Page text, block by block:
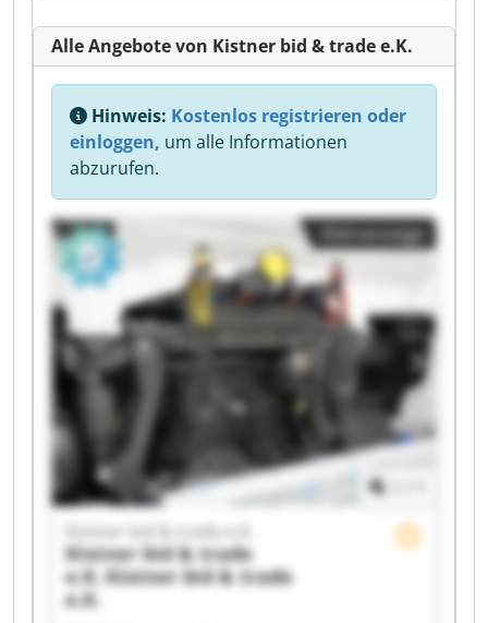
Alle Angebote von Kistner bid & trade e.K.
Hinweis: Kostenlos registrieren oder
einloggen, um alle Informationen
abzurufen.
Kleinanzeige
Kistner bid & trade e.K.
Kistner bid & trade
e.K. Kistner bid & trade
e.K.